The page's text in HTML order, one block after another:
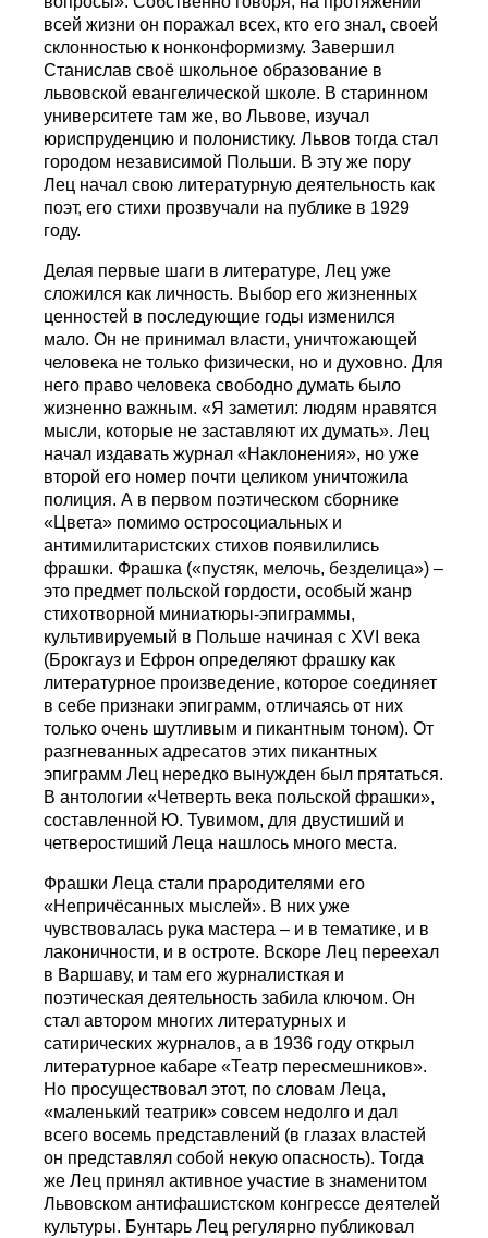
всей жизни он поражал всех, кто его знал, своей
склонностью к нонконформизму. Завершил
Станислав своё школьное образование в
львовской евангелической школе. В старинном
университете там же, во Львове, изучал
юриспруденцию и полонистику. Львов тогда стал
городом независимой Польши. В эту же пору
Лец начал свою литературную деятельность как
поэт, его стихи прозвучали на публике в 1929
году.
Делая первые шаги в литературе, Лец уже
сложился как личность. Выбор его жизненных
ценностей в последующие годы изменился
мало. Он не принимал власти, уничтожающей
человека не только физически, но и духовно. Для
него право человека свободно думать было
жизненно важным. «Я заметил: людям нравятся
мысли, которые не заставляют их думать». Лец
начал издавать журнал «Наклонения», но уже
второй его номер почти целиком уничтожила
полиция. А в первом поэтическом сборнике
«Цвета» помимо остросоциальных и
антимилитаристских стихов появилились
фрашки. Фрашка («пустяк, мелочь, безделица») –
это предмет польской гордости, особый жанр
стихотворной миниатюры-эпиграммы,
культивируемый в Польше начиная с XVI века
(Брокгауз и Ефрон определяют фрашку как
литературное произведение, которое соединяет
в себе признаки эпиграмм, отличаясь от них
только очень шутливым и пикантным тоном). От
разгневанных адресатов этих пикантных
эпиграмм Лец нередко вынужден был прятаться.
В антологии «Четверть века польской фрашки»,
составленной Ю. Тувимом, для двустиший и
четверостиший Леца нашлось много места.
Фрашки Леца стали прародителями его
«Непричёсанных мыслей». В них уже
чувствовалась рука мастера – и в тематике, и в
лаконичности, и в остроте. Вскоре Лец переехал
в Варшаву, и там его журналисткая и
поэтическая деятельность забила ключом. Он
стал автором многих литературных и
сатирических журналов, а в 1936 году открыл
литературное кабаре «Театр пересмешников».
Но просуществовал этот, по словам Леца,
«маленький театрик» совсем недолго и дал
всего восемь представлений (в глазах властей
он представлял собой некую опасность). Тогда
же Лец принял активное участие в знаменитом
Львовском антифашистском конгрессе деятелей
культуры. Бунтарь Лец регулярно публиковал